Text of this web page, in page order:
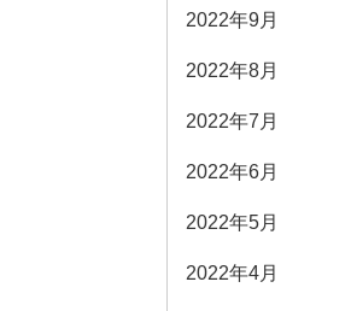
2022年9月
2022年8月
2022年7月
2022年6月
2022年5月
2022年4月